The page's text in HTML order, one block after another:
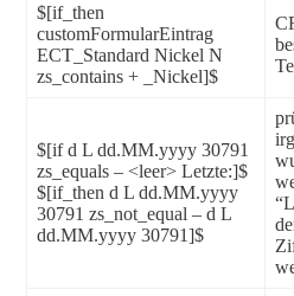
$[if_then
customFormularEintrag
ECT_Standard Nickel N
zs_contains + _Nickel]$
$[if d L dd.MM.yyyy 30791
zs_equals – <leer> Letzte:]$
$[if_then d L dd.MM.yyyy
30791 zs_not_equal – d L
dd.MM.yyyy 30791]$